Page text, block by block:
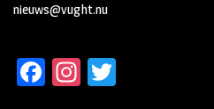
nieuws@vught.nu
Fa In